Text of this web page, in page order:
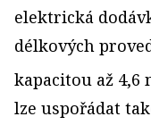
elektrická
délkových
kapacitou až 4,6
lze uspořádat